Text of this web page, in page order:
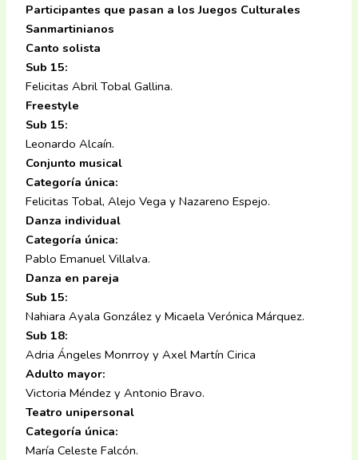
Participantes que pasan a los Juegos Culturales
Sanmartinianos
Canto solista
Sub 15:
Felicitas Abril Tobal Gallina.
Freestyle
Sub 15:
Leonardo Alcaín.
Conjunto musical
Categoría única:
Felicitas Tobal, Alejo Vega y Nazareno Espejo.
Danza individual
Categoría única:
Pablo Emanuel Villalva.
Danza en pareja
Sub 15:
Nahiara Ayala González y Micaela Verónica Márquez.
Sub 18:
Adria Ángeles Monrroy y Axel Martín Cirica
Adulto mayor:
Victoria Méndez y Antonio Bravo.
Teatro unipersonal
Categoría única:
María Celeste Falcón.